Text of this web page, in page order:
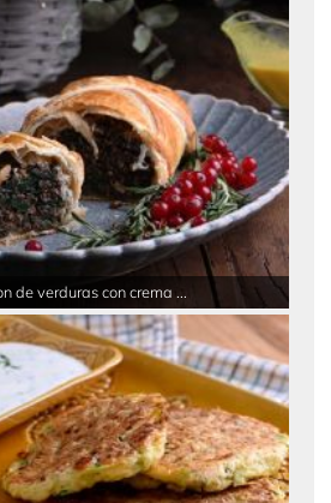
de verduras con crema ...